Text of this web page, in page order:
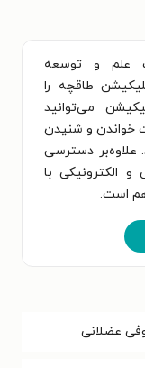
علم و توسعه
طاقچه را
می‌توانید
خواندن و شنیدن
علاوه‌بر دسترسی
الکترونیکی با
است.
عضلانی